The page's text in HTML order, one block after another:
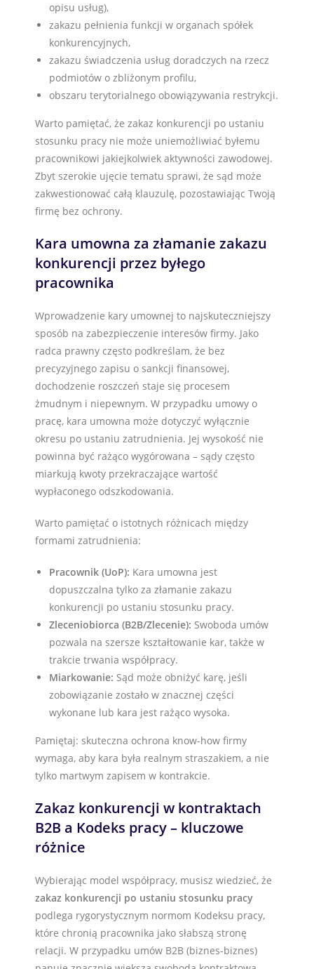
opisu usług),
zakazu pełnienia funkcji w organach spółek
konkurencyjnych,
zakazu świadczenia usług doradczych na rzecz
podmiotów o zbliżonym profilu,
obszaru terytorialnego obowiązywania restrykcji.
Warto pamiętać, że zakaz konkurencji po ustaniu
stosunku pracy nie może uniemożliwiać byłemu
pracownikowi jakiejkolwiek aktywności zawodowej.
Zbyt szerokie ujęcie tematu sprawi, że sąd może
zakwestionować całą klauzulę, pozostawiając Twoją
firmę bez ochrony.
Kara umowna za złamanie zakazu
konkurencji przez byłego
pracownika
Wprowadzenie kary umownej to najskuteczniejszy
sposób na zabezpieczenie interesów firmy. Jako
radca prawny często podkreślam, że bez
precyzyjnego zapisu o sankcji finansowej,
dochodzenie roszczeń staje się procesem
żmudnym i niepewnym. W przypadku umowy o
pracę, kara umowna może dotyczyć wyłącznie
okresu po ustaniu zatrudnienia. Jej wysokość nie
powinna być rażąco wygórowana – sądy często
miarkują kwoty przekraczające wartość
wypłaconego odszkodowania.
Warto pamiętać o istotnych różnicach między
formami zatrudnienia:
Pracownik (UoP): Kara umowna jest
dopuszczalna tylko za złamanie zakazu
konkurencji po ustaniu stosunku pracy.
Zleceniobiorca (B2B/Zlecenie): Swoboda umów
pozwala na szersze kształtowanie kar, także w
trakcie trwania współpracy.
Miarkowanie: Sąd może obniżyć karę, jeśli
zobowiązanie zostało w znacznej części
wykonane lub kara jest rażąco wysoka.
Pamiętaj: skuteczna ochrona know-how firmy
wymaga, aby kara była realnym straszakiem, a nie
tylko martwym zapisem w kontrakcie.
Zakaz konkurencji w kontraktach
B2B a Kodeks pracy – kluczowe
różnice
Wybierając model współpracy, musisz wiedzieć, że
zakaz konkurencji po ustaniu stosunku pracy
podlega rygorystycznym normom Kodeksu pracy,
które chronią pracownika jako słabszą stronę
relacji. W przypadku umów B2B (biznes-biznes)